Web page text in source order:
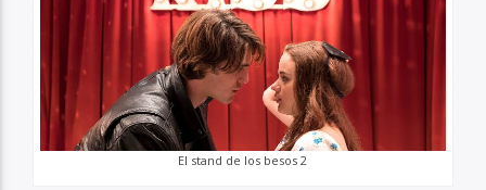
El stand de los besos 2